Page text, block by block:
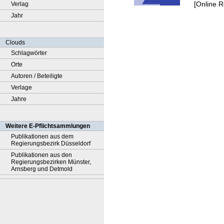
Verlag
Jahr
Clouds
Schlagwörter
Orte
Autoren / Beteiligte
Verlage
Jahre
Weitere E-Pflichtsammlungen
Publikationen aus dem
Regierungsbezirk Düsseldorf
Publikationen aus den
Regierungsbezirken Münster,
Arnsberg und Detmold
[Online